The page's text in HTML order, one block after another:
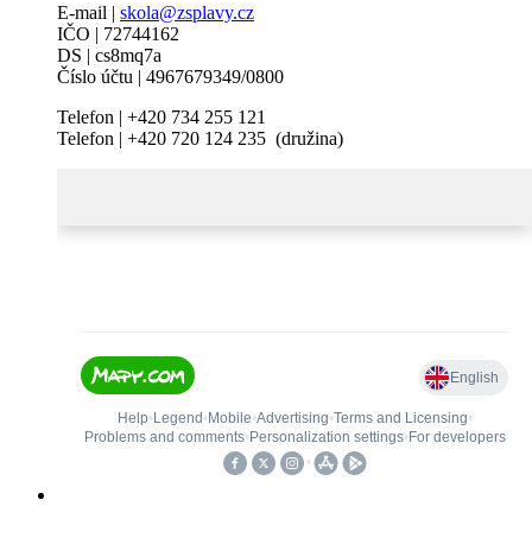
E-mail | skola@zsplavy.cz
IČO | 72744162
DS | cs8mq7a
Číslo účtu | 4967679349/0800
Telefon | +420 734 255 121
Telefon | +420 720 124 235 (družina)